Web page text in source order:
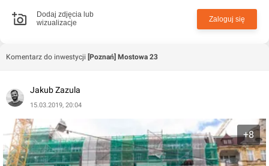
Dodaj zdjęcia lub
wizualizacje
Zaloguj się
Komentarz do inwestycji [Poznań] Mostowa 23
Jakub Zazula
15.03.2019, 20:04
+8